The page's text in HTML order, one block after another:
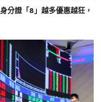
分證「8」越多優惠越狂，